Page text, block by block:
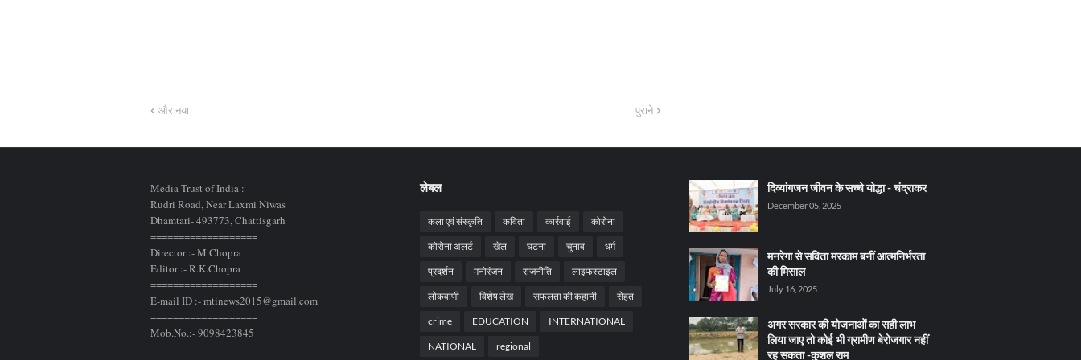
और नया पुराने
Media Trust of India :
Rudri Road, Near Laxmi Niwas
Dhamtari- 493773,Chattisgarh
===================
Director :- M.Chopra
Editor :- R.K.Chopra
===================
E-mail ID :- mtinews2015@gmail.com
===================
Mob.No.:- 9098423845
लेबल
कला एवं संस्कृति कविता कार्रवाई कोरोना
कोरोना अलर्ट खेल घटना चुनाव धर्म
प्रदर्शन मनोरंजन राजनीति लाइफस्टाइल
लोकवाणी विशेष लेख सफलता की कहानी सेहत
crime EDUCATION INTERNATIONAL
NATIONAL regional
दिव्यांगजन जीवन के सच्चे योद्धा - चंद्राकर
December 05, 2025
मनरेगा से सविता मरकाम बनीं आत्मनिर्भरता
की मिसाल
July 16, 2025
अगर सरकार की योजनाओं का सही लाभ
लिया जाए तो कोई भी ग्रामीण बेरोजगार नहीं
रह सकता -कुशल राम